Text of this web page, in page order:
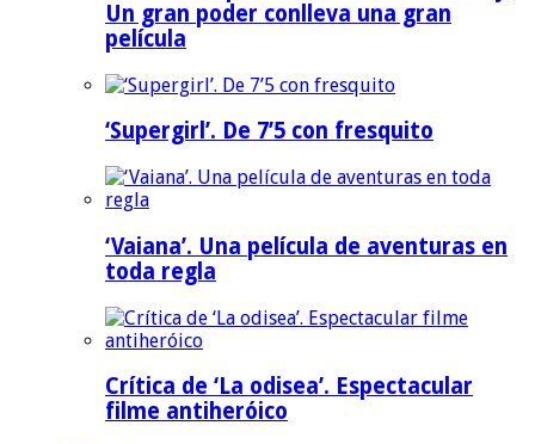
Un gran poder conlleva una gran
película
‘Supergirl’. De 7’5 con fresquito
‘Vaiana’. Una película de aventuras en
toda regla
Crítica de ‘La odisea’. Espectacular
filme antiheróico